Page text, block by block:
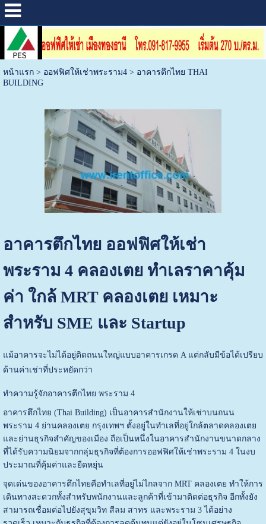
หน้าแรก> ออฟฟิศให้เช่าพระราม4> อาคารตึกไทย THAI
BUILDING
อาคารตึกไทย ออฟฟิศให้เช่า
พระราม 4 คลองเตย ทำเลราคาคุ้ม
ค่า ใกล้ MRT คลองเตย เหมาะ
สำหรับ SME และ Startup
แม้อาคารจะไม่ได้อยู่ติดถนนใหญ่แบบอาคารเกรด A แต่กลับมีข้อได้เปรียบ
ด้านค่าเช่าที่ประหยัดกว่า
ทำความรู้จักอาคารตึกไทย พระราม 4
อาคารตึกไทย (Thai Building) เป็นอาคารสำนักงานให้เช่าบนถนน
พระราม 4 ย่านคลองเตย กรุงเทพฯ ตั้งอยู่ในทำเลที่อยู่ใกล้ตลาดคลองเตย
และย่านธุรกิจสำคัญของเมือง ถือเป็นหนึ่งในอาคารสำนักงานขนาดกลาง
ที่ได้รับความนิยมจากกลุ่มธุรกิจที่ต้องการออฟฟิศให้เช่าพระราม 4 ในงบ
ประมาณที่คุ้มค่าและยืดหยุ่น
จุดเด่นของอาคารตึกไทยคือทำเลที่อยู่ไม่ไกลจาก MRT คลองเตย ทำให้การ
เดินทางสะดวกทั้งสำหรับพนักงานและลูกค้าที่เข้ามาติดต่อธุรกิจ อีกทั้งยัง
สามารถเชื่อมต่อไปยังสุขุมวิท สีลม สาทร และพระราม 3 ได้อย่าง